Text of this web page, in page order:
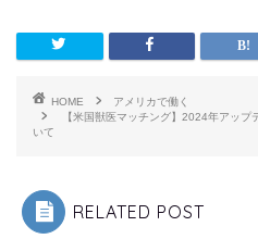
HOME
アメリカで働く
【米国獣医マッチング】2024年アッ
いて
RELATED POST